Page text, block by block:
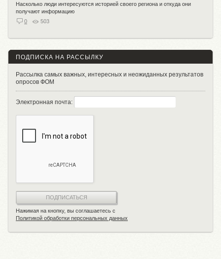
Насколько люди интересуются историей своего региона и откуда они
получают информацию
0
503
ПОДПИСКА НА РАССЫЛКУ
Рассылка самых важных, интересных и неожиданных результатов
опросов ФОМ
Электронная почта:
ПОДПИСАТЬСЯ
Нажимая на кнопку, вы соглашаетесь с
Политикой обработки персональных данных